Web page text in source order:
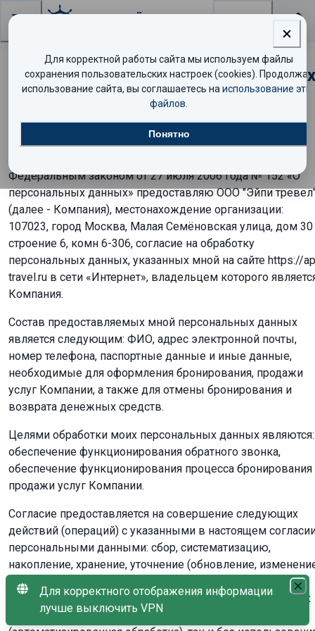
Согласие на обработку персональных
данных
ПОЛЬЗОВАТЕЛЬСКОЕ СОГЛАШЕНИЕ
Федеральным законом от 27 июля 2006 года № 152 «О
персональных данных» предоставляю ООО "Эйпи
(далее - Компания), местонахождение организации:
107023, город Москва, Малая Семёновская улица, дом 30
строение 6, комн 6-306, согласие на обработку
персональных данных, указанных мной на сайте https://
travel.ru в сети «Интернет», владельцем которого
Компания.
Состав предоставляемых мной персональных данных
является следующим: ФИО, адрес электронной почты,
номер телефона, паспортные данные и иные данные,
необходимые для оформления бронирования, продажи
услуг Компании, а также для отмены бронирования и
возврата денежных средств.
Целями обработки моих персональных данных являются:
обеспечение функционирования обратного звонка,
обеспечение функционирования процесса бронирования
продажи услуг Компании.
Согласие предоставляется на совершение следующих
действий (операций) с указанными в настоящем
персональными данными: сбор, систематизацию,
накопление, хранение, уточнение (обновление,
использование, передачу (предоставление, доступ),
блокирование, удаление, уничтожение, осуществляемых
как с использованием средств автоматизации
Для корректной работы сайта мы используем файлы
сохранения пользовательских настроек (cookies). Продолжая
использование сайта, вы соглашаетесь на использование
файлов
Понятно
Для корректного отображения информации
лучше выключить VPN